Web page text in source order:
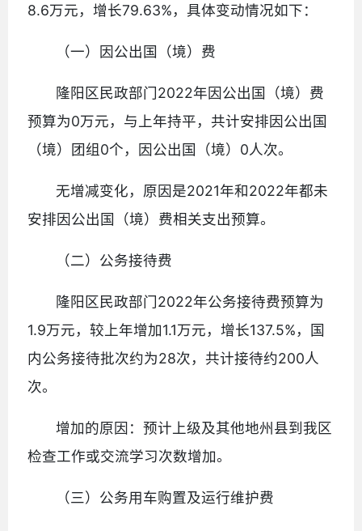
8.6万元，增长79.63%，具体变动情况如下：
（一）因公出国（境）费
隆阳区民政部门2022年因公出国（境）费
预算为0万元，与上年持平，共计安排因公出国
（境）团组0个，因公出国（境）0人次。
无增减变化，原因是2021年和2022年都未
安排因公出国（境）费相关支出预算。
（二）公务接待费
隆阳区民政部门2022年公务接待费预算为
1.9万元，较上年增加1.1万元，增长137.5%，国
内公务接待批次约为28次，共计接待约200人
次。
增加的原因：预计上级及其他地州县到我区
检查工作或交流学习次数增加。
（三）公务用车购置及运行维护费